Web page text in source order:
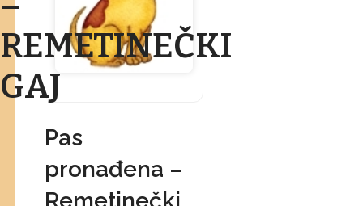
REMETINEČKI
GAJ
Pas
pronađena –
Remetinečki